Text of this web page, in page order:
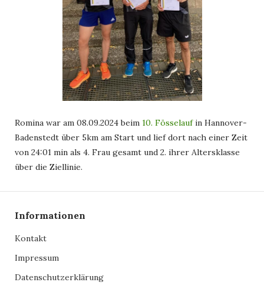
Romina war am 08.09.2024 beim 10. Fösselaufin Hannover-
Badenstedt über 5km am Start und lief dort nach einer Zeit
von 24:01 min als 4. Frau gesamt und 2. ihrer Altersklasse
über die Ziellinie.
Informationen
Kontakt
Impressum
Datenschutzerklärung